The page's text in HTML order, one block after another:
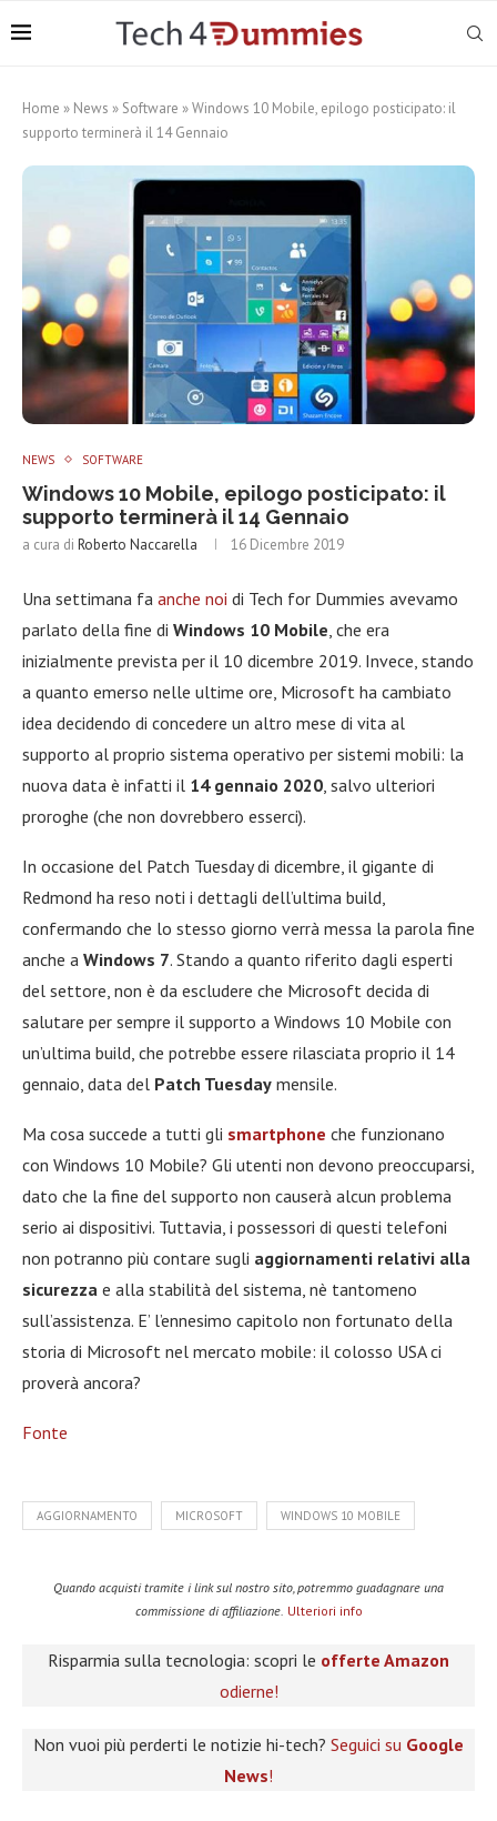
Home » News » Software »Windows 10 Mobile, epilogo posticipato: il
supporto terminerà il 14 Gennaio
NEWS SOFTWARE
Windows 10 Mobile, epilogo posticipato: il
supporto terminerà il 14 Gennaio
a cura di Roberto Naccarella 16 Dicembre 2019
Una settimana fa anche noi di Tech for Dummies avevamo
parlato della fine di Windows 10 Mobile , che era
inizialmente prevista per il 10 dicembre 2019. Invece, stando
a quanto emerso nelle ultime ore, Microsoft ha cambiato
idea decidendo di concedere un altro mese di vita al
supporto al proprio sistema operativo per sistemi mobili: la
nuova data è infatti il 14 gennaio 2020 , salvo ulteriori
proroghe (che non dovrebbero esserci).
In occasione del Patch Tuesday di dicembre, il gigante di
Redmond ha reso noti i dettagli dell’ultima build,
confermando che lo stesso giorno verrà messa la parola fine
anche a Windows 7. Stando a quanto riferito dagli esperti
del settore, non è da escludere che Microsoft decida di
salutare per sempre il supporto a Windows 10 Mobile con
un’ultima build, che potrebbe essere rilasciata proprio il 14
gennaio, data del Patch Tuesday mensile.
Ma cosa succede a tutti gli smartphone che funzionano
con Windows 10 Mobile? Gli utenti non devono preoccuparsi,
dato che la fine del supporto non causerà alcun problema
serio ai dispositivi. Tuttavia, i possessori di questi telefoni
non potranno più contare sugli aggiornamenti relativi alla
sicurezza e alla stabilità del sistema, nè tantomeno
sull’assistenza. E’ l’ennesimo capitolo non fortunato della
storia di Microsoft nel mercato mobile: il colosso USA ci
proverà ancora?
Fonte
AGGIORNAMENTO MICROSOFT WINDOWS 10 MOBILE
Quando acquisti tramite i link sul nostro sito, potremmo guadagnare una
commissione di affiliazione. Ulteriori info
Risparmia sulla tecnologia: scopri le offerte Amazon
odierne!
Non vuoi più perderti le notizie hi-tech? Seguici su Google
News!